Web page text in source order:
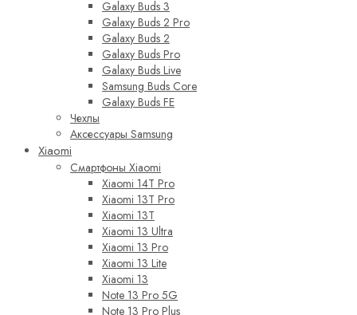
Galaxy Buds 3
Galaxy Buds 2 Pro
Galaxy Buds 2
Galaxy Buds Pro
Galaxy Buds Live
Samsung Buds Core
Galaxy Buds FE
Чехлы
Аксессуары Samsung
Xiaomi
Смартфоны Xiaomi
Xiaomi 14T Pro
Xiaomi 13T Pro
Xiaomi 13T
Xiaomi 13 Ultra
Xiaomi 13 Pro
Xiaomi 13 Lite
Xiaomi 13
Note 13 Pro 5G
Note 13 Pro Plus